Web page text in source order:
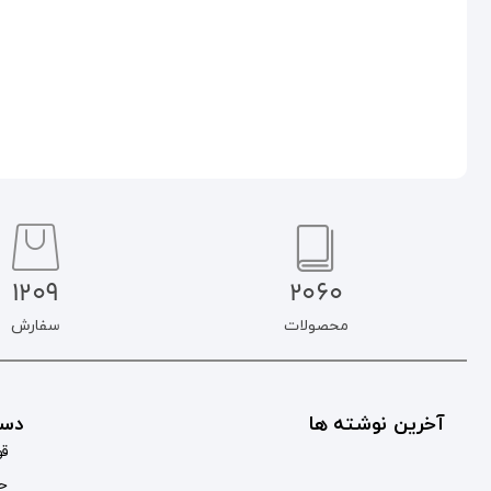
2060
محصولات
1209
سفارش
آخرین نوشته ها